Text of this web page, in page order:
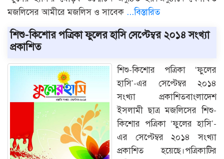
মজলিসের আমীরে মজলিস ও সাবেক ...বিস্তারিত
শিশু-কিশোর পত্রিকা ফুলের হাসি সেপ্টেম্বর ২০১৪ সংখ্যা
প্রকাশিত
শিশু-কিশোর পত্রিকা ‘ফুলের
হাসি’-এর সেপ্টেম্বর ২০১৪
সংখ্যা প্রকাশিতবাংলাদেশ
ইসলামী ছাত্র মজলিসের শিশু-
কিশোর পত্রিকা ‘ফুলের হাসি’-
এর সেপ্টেম্বর ২০১৪ সংখ্যা
প্রকাশিত হয়েছে।পত্রিকাটির